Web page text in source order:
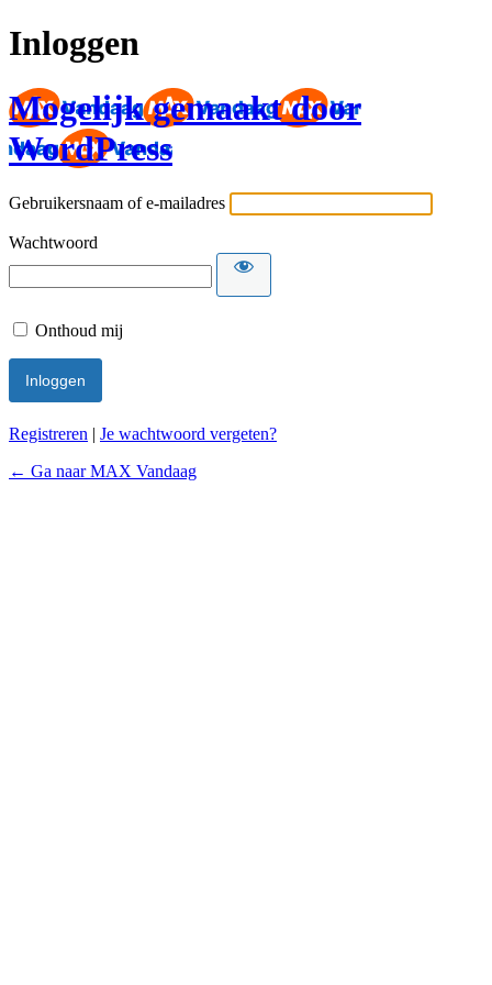
Inloggen
Mogelijk gemaakt door
WordPress
Gebruikersnaam of e-mailadres
Wachtwoord
Onthoud mij
Registreren | Je wachtwoord vergeten?
← Ga naar MAX Vandaag